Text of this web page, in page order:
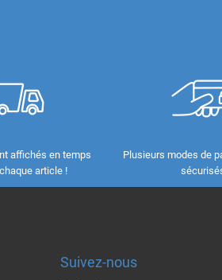
affichés en temps
article !
Plusieurs modes de
Suivez-nous